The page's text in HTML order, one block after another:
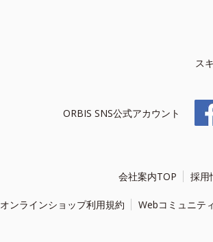
ス
ORBIS SNS公式アカウント
会社案内TOP 採用
オンラインショップ利用規約 Webコミュニテ